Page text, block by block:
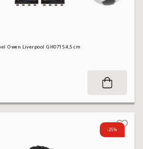
Συλλεκτική Φιγούρα Michael Owen Liverpool GH0715 4,5 cm
-25%